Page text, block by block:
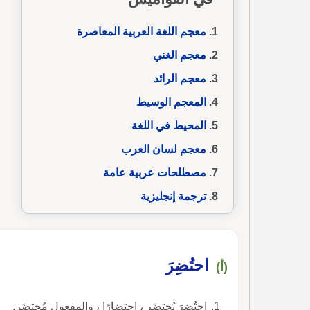
معجم اللغة العربية المعاصرة
معجم الغني
معجم الرائد
المعجم الوسيط
المحيط في اللغة
معجم لسان العرب
مصطلحات عربية عامة
ترجمة إنجليزية
(أ) احتُضِرَ
احتُضِرَ يُحتضَر ، احتضارًا ، والمفعول مُحتضَر.